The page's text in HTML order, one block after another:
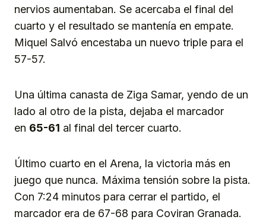
nervios aumentaban. Se acercaba el final del
cuarto y el resultado se mantenía en empate.
Miquel Salvó encestaba un nuevo triple para el
57-57.
Una última canasta de Ziga Samar, yendo de un
lado al otro de la pista, dejaba el marcador
en 65-61 al final del tercer cuarto.
Último cuarto en el Arena, la victoria más en
juego que nunca. Máxima tensión sobre la pista.
Con 7:24 minutos para cerrar el partido, el
marcador era de 67-68 para Coviran Granada.